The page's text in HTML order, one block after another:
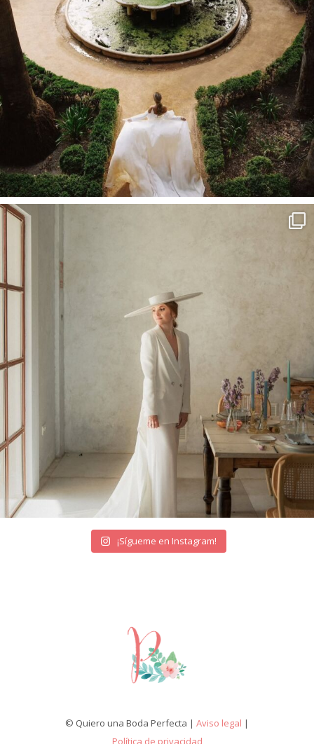
¡Sígueme en Instagram!
© Quiero una Boda Perfecta | Aviso legal |
Política de privacidad